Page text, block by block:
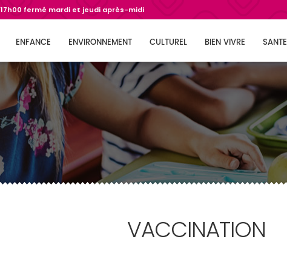
17h00 fermé mardi et jeudi après-midi
ENFANCE ENVIRONNEMENT CULTUREL BIEN VIVRE SANTE
VACCINATION